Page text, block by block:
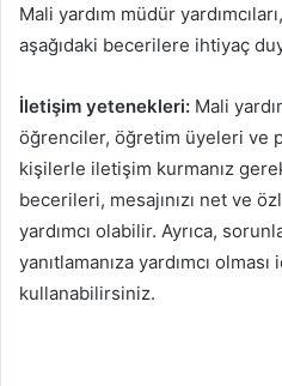
Mali yardım müdür
aşağıdaki becerilere ihtiyaç
İletişim yetenekleri: Mali
öğrenciler, öğretim üyeleri ve
kişilerle iletişim kurmanız
becerileri, mesajınızı net ve
yardımcı olabilir. Ayrıca,
yanıtlamanıza yardımcı
kullanabilirsiniz.